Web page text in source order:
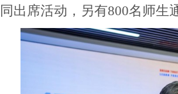
同出席活动，另有800名师生